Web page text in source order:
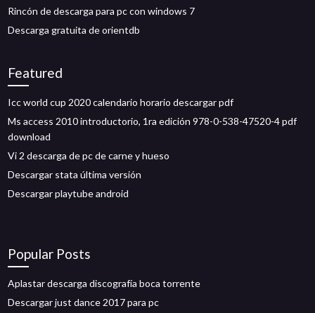
Rincón de descarga para pc con windows 7
Descarga gratuita de orientdb
Featured
Icc world cup 2020 calendario horario descargar pdf
Ms access 2010 introductorio, 1ra edición 978-0-538-47520-4 pdf
download
Vi 2 descarga de pc de carne y hueso
Descargar stata última versión
Descargar playtube android
Popular Posts
Aplastar descarga discografía boca torrente
Descargar just dance 2017 para pc